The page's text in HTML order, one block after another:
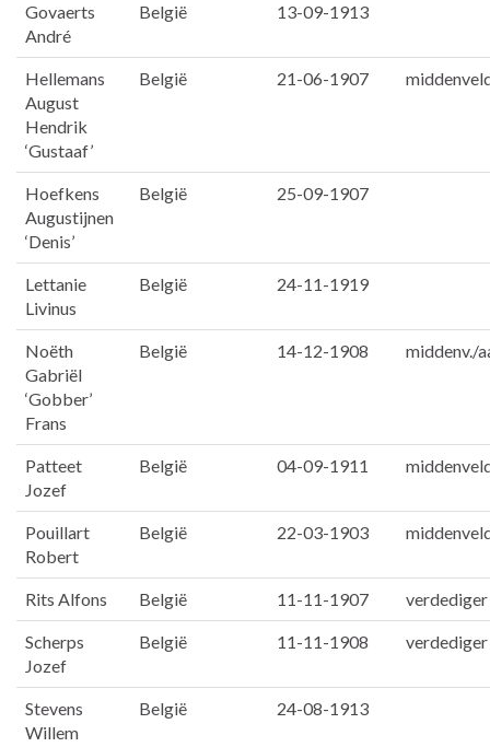
Govaerts
André
België 13-09-1913
Hellemans
August
Hendrik
‘Gustaaf’
België 21-06-1907
Hoefkens
Augustijnen
‘Denis’
België 25-09-1907
Lettanie
Livinus
België 24-11-1919
Noëth
Gabriël
‘Gobber’
Frans
België 14-12-1908 middenv./
Patteet
Jozef
België 04-09-1911
Pouillart
Robert
België 22-03-1903
Rits Alfons België 11-11-1907 verdediger
Scherps
Jozef
België 11-11-1908 verdediger
Stevens
Willem
België 24-08-1913